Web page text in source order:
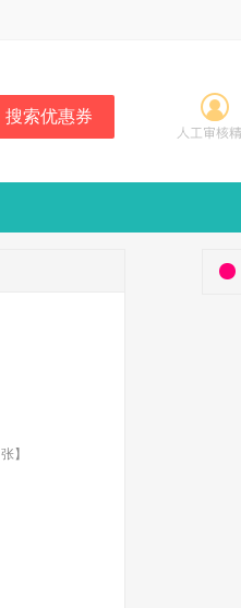
搜索优惠券
张】